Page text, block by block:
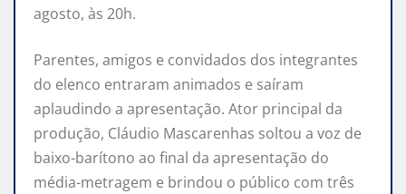
agosto, às 20h.
Parentes, amigos e convidados dos integrantes
do elenco entraram animados e saíram
aplaudindo a apresentação. Ator principal da
produção, Cláudio Mascarenhas soltou a voz de
baixo-barítono ao final da apresentação do
média-metragem e brindou o público com três